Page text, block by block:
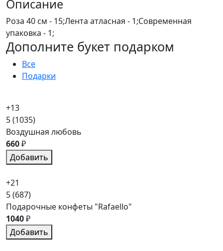
Описание
Роза 40 см - 15;Лента атласная - 1;Современная
упаковка - 1;
Дополните букет подарком
Все
Подарки
+13
5(1035)
Воздушная любовь
660₽
Добавить
+21
5(687)
Подарочные конфеты "Rafaello"
1040₽
Добавить